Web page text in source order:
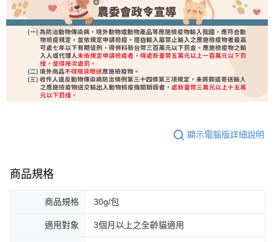
顯示電腦版詳細說明
商品規格
商品規格 30g/包
適用對象 3個月以上之全齡貓適用